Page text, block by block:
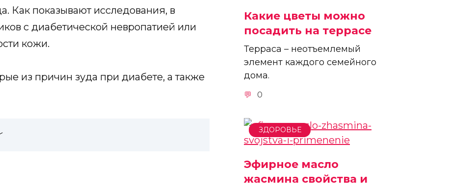
Как показывают исследования, в
с диабетической невропатией или
кожи.
из причин зуда при диабете, а также
Какие цветы можно
посадить на террасе
Терраса – неотъемлемый
элемент каждого семейного
дома.
0
ЗДОРОВЬЕ
Эфирное масло
жасмина свойства и